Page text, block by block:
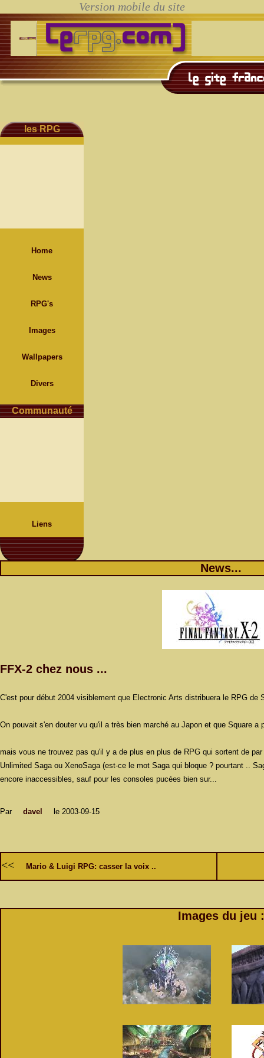
les RPG
Home
News
RPG's
Images
Wallpapers
Divers
Communauté
Liens
News...
FFX-2 chez nous ...
C'est pour début 2004 visiblement que Electronic Arts distribuera le RPG de
On pouvait s'en douter vu qu'il a très bien marché au Japon et que Square a
mais vous ne trouvez pas qu'il y a de plus en plus de RPG qui sortent de
Unlimited Saga ou XenoSaga (est-ce le mot Saga qui bloque ? pourtant ..
encore inaccessibles, sauf pour les consoles pucées bien sur...
Par davel le 2003-09-15
<< Mario & Luigi RPG: casser la voix ..
Images du jeu :